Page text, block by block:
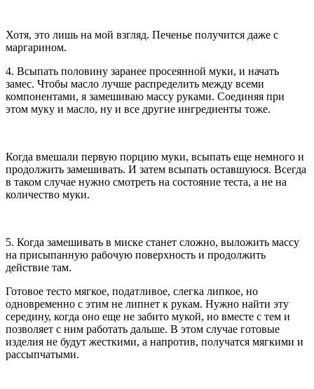
Хотя, это лишь на мой взгляд. Печенье получится даже с
маргарином.
4. Всыпать половину заранее просеянной муки, и начать
замес. Чтобы масло лучше распределить между всеми
компонентами, я замешиваю массу руками. Соединяя при
этом муку и масло, ну и все другие ингредиенты тоже.
Когда вмешали первую порцию муки, всыпать еще немного и
продолжить замешивать. И затем всыпать оставшуюся. Всегда
в таком случае нужно смотреть на состояние теста, а не на
количество муки.
5. Когда замешивать в миске станет сложно, выложить массу
на присыпанную рабочую поверхность и продолжить
действие там.
Готовое тесто мягкое, податливое, слегка липкое, но
одновременно с этим не липнет к рукам. Нужно найти эту
середину, когда оно еще не забито мукой, но вместе с тем и
позволяет с ним работать дальше. В этом случае готовые
изделия не будут жесткими, а напротив, получатся мягкими и
рассыпчатыми.